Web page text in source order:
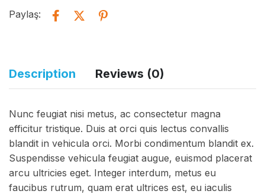
Paylaş:
Description Reviews (0)
Nunc feugiat nisi metus, ac consectetur magna
efficitur tristique. Duis at orci quis lectus convallis
blandit in vehicula orci. Morbi condimentum blandit ex.
Suspendisse vehicula feugiat augue, euismod placerat
arcu ultricies eget. Integer interdum, metus eu
faucibus rutrum, quam erat ultrices est, eu iaculis